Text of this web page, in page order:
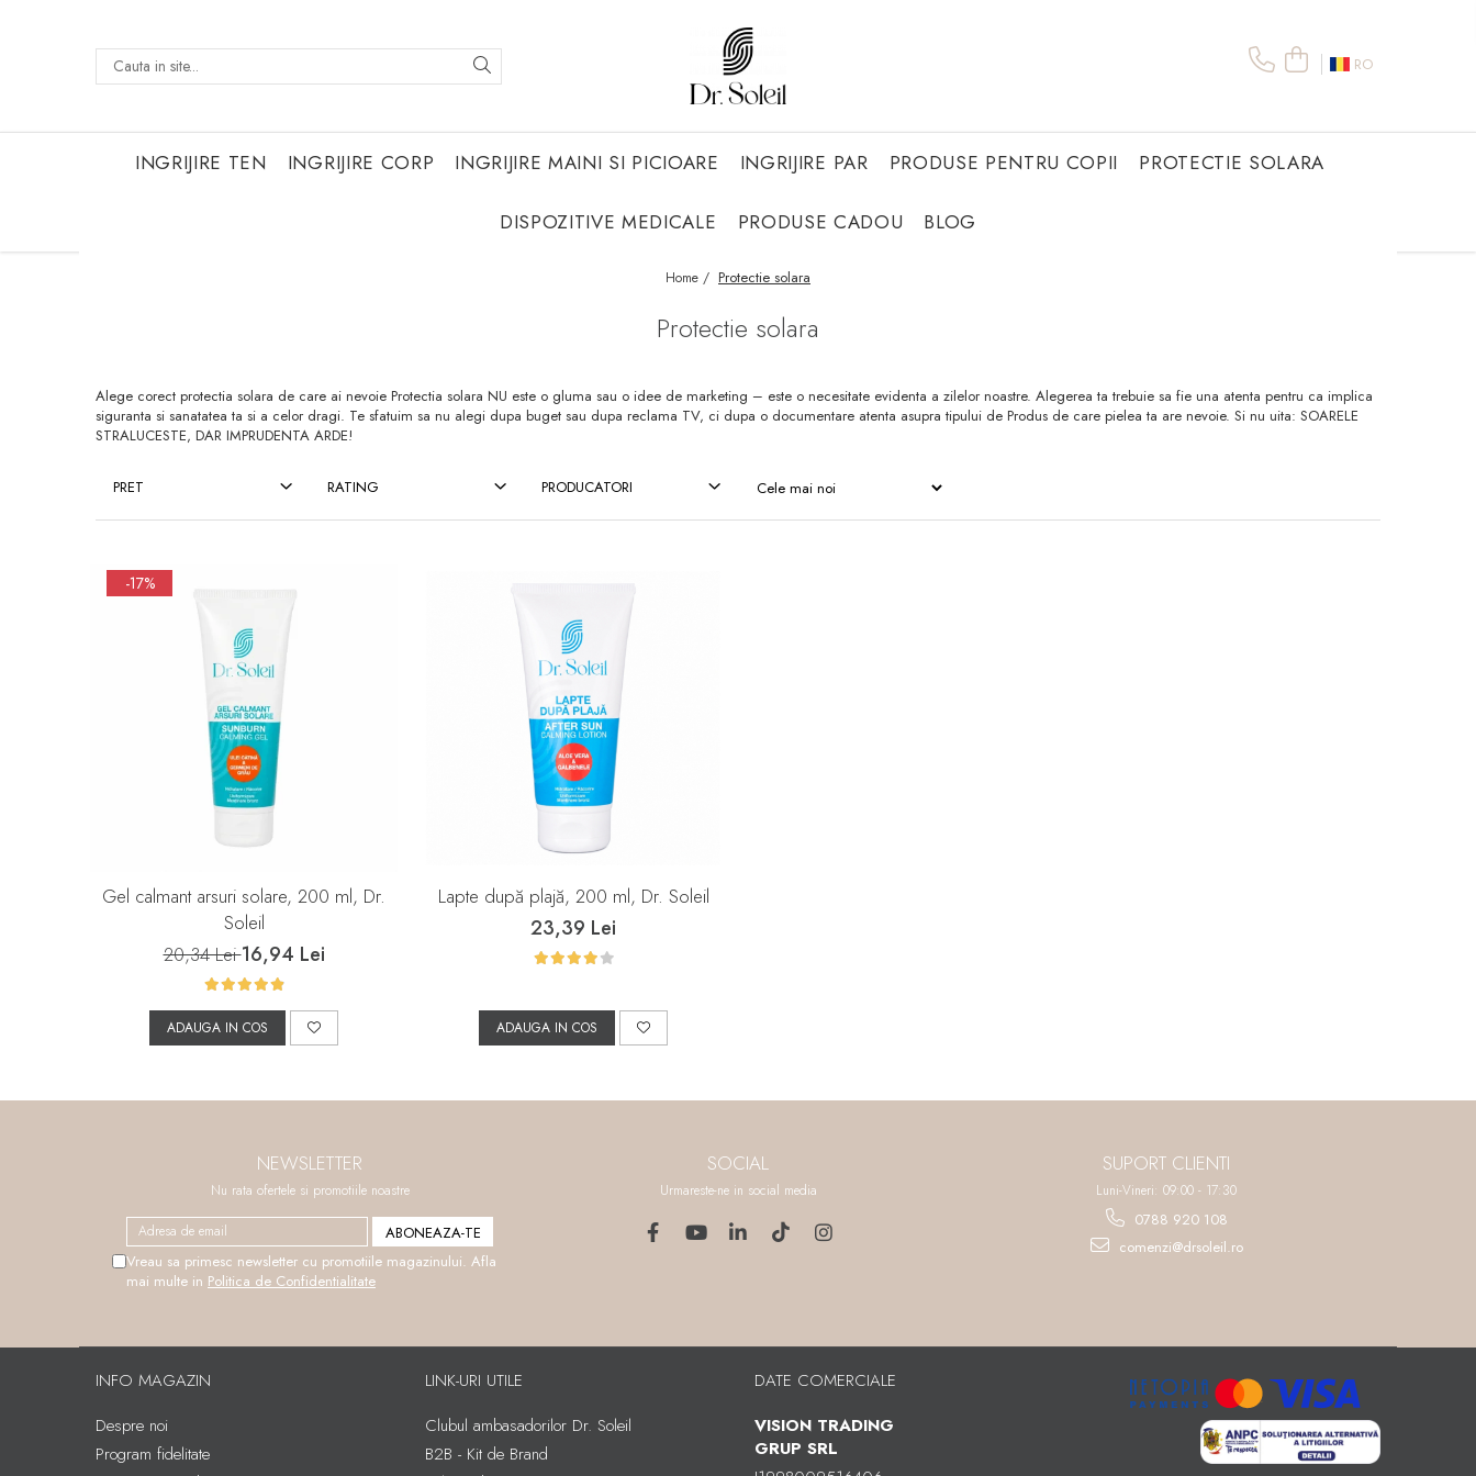
RO
INGRIJIRE TEN INGRIJIRE CORP INGRIJIRE MAINI SI PICIOARE INGRIJIRE PAR PRODUSE PENTRU COPII PROTECTIE SOLARA
DISPOZITIVE MEDICALE PRODUSE CADOU BLOG
Home / Protectie solara
Protectie solara
Alege corect protectia solara de care ai nevoie Protectia solara NU este o gluma sau o idee de marketing – este o necesitate evidenta a zilelor noastre. Alegerea ta trebuie sa fie una atenta pentru ca implica
siguranta si sanatatea ta si a celor dragi. Te sfatuim sa nu alegi dupa buget sau dupa reclama TV, ci dupa o documentare atenta asupra tipului de Produs de care pielea ta are nevoie. Si nu uita: SOARELE
STRALUCESTE, DAR IMPRUDENTA ARDE!
PRET RATING PRODUCATORI
-17%
Gel calmant arsuri solare, 200 ml, Dr.
Soleil
20,34 Lei16,94 Lei
ADAUGA IN COS
Lapte după plajă, 200 ml, Dr. Soleil
23,39 Lei
ADAUGA IN COS
NEWSLETTER
Nu rata ofertele si promotiile noastre
Vreau sa primesc newsletter cu promotiile magazinului. Afla
mai multe in Politica de Confidentialitate
SOCIAL
Urmareste-ne in social media
SUPORT CLIENTI
Luni-Vineri: 09:00 - 17:30
0788 920 108
comenzi@drsoleil.ro
INFO MAGAZIN
Despre noi
Program fidelitate
LINK-URI UTILE
Clubul ambasadorilor Dr. Soleil
B2B - Kit de Brand
DATE COMERCIALE
VISION TRADING
GRUP SRL